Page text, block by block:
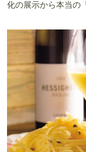
化の展示から本当の